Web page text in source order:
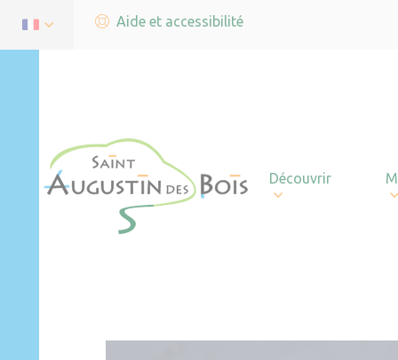
Aide et accessibilité
Découvrir